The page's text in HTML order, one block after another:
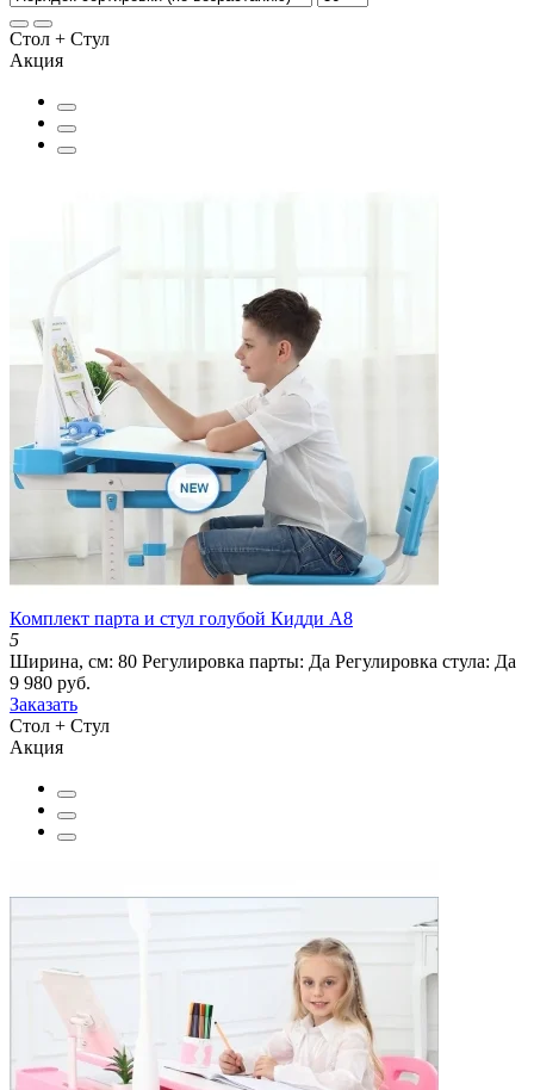
Стол + Стул
Акция
Комплект парта и стул голубой Кидди А8
5
Ширина, см: 80 Регулировка парты: Да Регулировка стула: Да
9 980 руб.
Заказать
Стол + Стул
Акция